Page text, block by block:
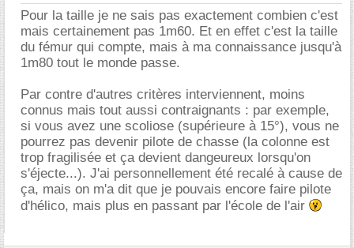
Pour la taille je ne sais pas exactement combien c'est
mais certainement pas 1m60. Et en effet c'est la taille
du fémur qui compte, mais à ma connaissance jusqu'à
1m80 tout le monde passe.
Par contre d'autres critères interviennent, moins
connus mais tout aussi contraignants : par exemple,
si vous avez une scoliose (supérieure à 15°), vous ne
pourrez pas devenir pilote de chasse (la colonne est
trop fragilisée et ça devient dangeureux lorsqu'on
s'éjecte...). J'ai personnellement été recalé à cause de
ça, mais on m'a dit que je pouvais encore faire pilote
d'hélico, mais plus en passant par l'école de l'air